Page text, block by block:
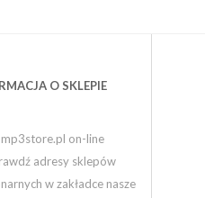
O SKLEPIE
on-line
adresy sklepów
w zakładce nasze